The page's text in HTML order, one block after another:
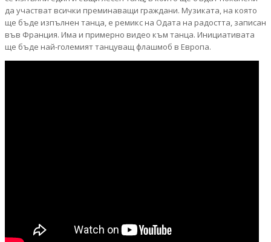
да участват всички преминаващи граждани. Музиката, на която
ще бъде изпълнен танца, е ремикс на Одата на радостта, записан
във Франция. Има и примерно видео към танца. Инициативата
ще бъде най-големият танцуващ флашмоб в Европа.